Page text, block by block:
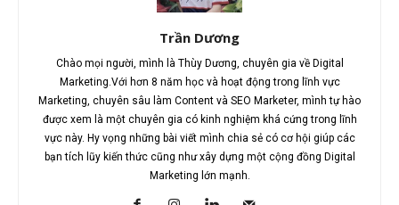
Trần Dương
Chào mọi người, mình là Thùy Dương, chuyên gia về Digital
Marketing.Với hơn 8 năm học và hoạt động trong lĩnh vực
Marketing, chuyên sâu làm Content và SEO Marketer, mình tự hào
được xem là một chuyên gia có kinh nghiệm khá cứng trong lĩnh
vực này. Hy vọng những bài viết mình chia sẻ có cơ hội giúp các
bạn tích lũy kiến thức cũng như xây dựng một cộng đồng Digital
Marketing lớn mạnh.